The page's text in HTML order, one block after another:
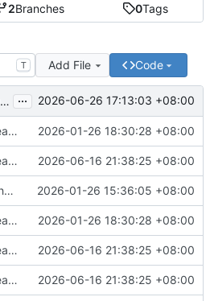
2Branches 0Tags
T Add File Code
Merge pull request 'feat: implement WeChat cross-batch refund reconciliation and fix misc issues' ( ... 2026-06-26 17:13:03 +08:00
feat: 改用 Docker 模式运行 Gitea Actions 2026-01-26 18:30:28 +08:00
feat: implement WeChat cross-batch refund reconciliation and fix misc issues 2026-06-16 21:38:25 +08:00
chore: release v1.3.0 - 京东账单支持 2026-01-26 15:36:05 +08:00
feat: 改用 Docker 模式运行 Gitea Actions 2026-01-26 18:30:28 +08:00
feat: implement WeChat cross-batch refund reconciliation and fix misc issues 2026-06-16 21:38:25 +08:00
feat: implement WeChat cross-batch refund reconciliation and fix misc issues 2026-06-16 21:38:25 +08:00